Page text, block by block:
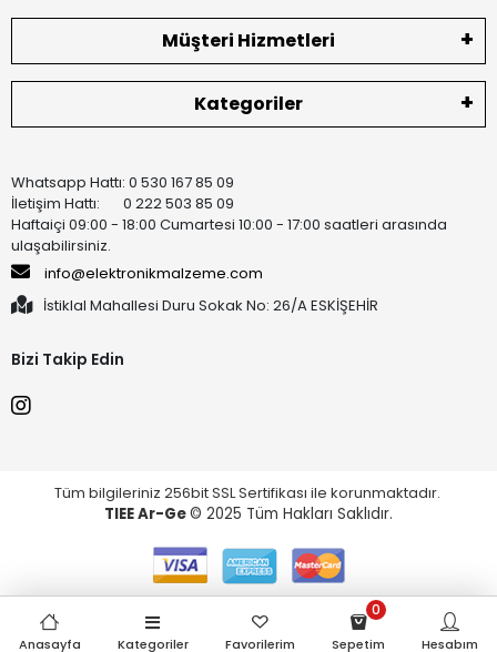
Müşteri Hizmetleri
Kategoriler
Whatsapp Hattı: 0 530 167 85 09
İletişim Hattı: 0 222 503 85 09
Haftaiçi 09:00 - 18:00 Cumartesi 10:00 - 17:00 saatleri arasında
ulaşabilirsiniz.
info@elektronikmalzeme.com
İstiklal Mahallesi Duru Sokak No: 26/A ESKİŞEHİR
Bizi Takip Edin
Tüm bilgileriniz 256bit SSL Sertifikası ile korunmaktadır.
TIEE Ar-Ge© 2025 Tüm Hakları Saklıdır.
Anasayfa Kategoriler Favorilerim Sepetim
0
Hesabım